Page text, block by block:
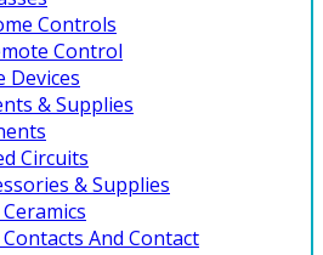
Controls
Control
Devices
& Supplies
Circuits
& Supplies
And Contact